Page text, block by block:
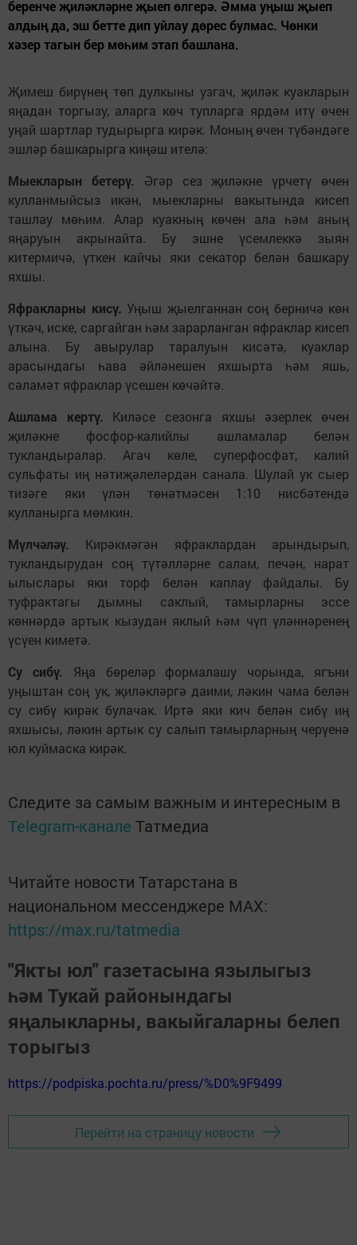
беренче җиләкләрне җыеп өлгерә. Әмма уңыш җыеп
алдың да, эш бетте дип уйлау дөрес булмас. Чөнки
хәзер тагын бер мөһим этап башлана.
Җимеш бирүнең төп дулкыны узгач, җиләк куакларын
яңадан торгызу, аларга көч тупларга ярдәм итү өчен
уңай шартлар тудырырга кирәк. Моның өчен түбәндәге
эшләр башкарырга киңәш ителә:
Мыекларын бетерү. Әгәр сез җиләкне үрчетү өчен
кулланмыйсыз икән, мыекларны вакытында кисеп
ташлау мөһим. Алар куакның көчен ала һәм аның
яңаруын акрынайта. Бу эшне үсемлеккә зыян
китермичә, үткен кайчы яки секатор белән башкару
яхшы.
Яфракларны кисү. Уңыш җыелганнан соң берничә көн
үткәч, иске, саргайган һәм зарарланган яфраклар кисеп
алына. Бу авырулар таралуын кисәтә, куаклар
арасындагы һава әйләнешен яхшырта һәм яшь,
сәламәт яфраклар үсешен көчәйтә.
Ашлама кертү. Киләсе сезонга яхшы әзерлек өчен
җиләкне фосфор-калийлы ашламалар белән
тукландыралар. Агач көле, суперфосфат, калий
сульфаты иң нәтиҗәлеләрдән санала. Шулай ук сыер
тизәге яки үлән төнәтмәсен 1:10 нисбәтендә
кулланырга мөмкин.
Мүлчәләү. Кирәкмәгән яфраклардан арындырып,
тукландырудан соң түтәлләрне салам, печән, нарат
ылыслары яки торф белән каплау файдалы. Бу
туфрактагы дымны саклый, тамырларны эссе
көннәрдә артык кызудан яклый һәм чүп үләннәренең
үсүен киметә.
Су сибү. Яңа бөреләр формалашу чорында, ягъни
уңыштан соң ук, җиләкләргә даими, ләкин чама белән
су сибү кирәк булачак. Иртә яки кич белән сибү иң
яхшысы, ләкин артык су салып тамырларның черүенә
юл куймаска кирәк.
Следите за самым важным и интересным в
Telegram-канале Татмедиа
Читайте новости Татарстана в
национальном мессенджере MАХ:
https://max.ru/tatmedia
"Якты юл" газетасына язылыгыз
һәм Тукай районындагы
яңалыкларны, вакыйгаларны белеп
торыгыз
https://podpiska.pochta.ru/press/%D0%9F9499
Перейти на страницу новости